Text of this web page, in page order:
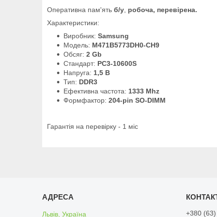
Оперативна пам'ять б/у робоча, перевірена.
Характеристики:
Виробник: Samsung
Модель: M471B5773DH0-CH9
Обсяг: 2 Gb
Стандарт: PC3-10600S
Напруга: 1,5 В
Тип: DDR3
Ефективна частота: 1333 Mhz
Формфактор: 204-pin SO-DIMM
Гарантія на перевірку - 1 міс
Львів, Україна
+380